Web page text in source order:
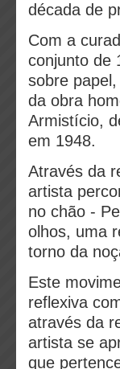
década de
Com a
conjunto de
sobre
da obra
Armistício,
em 1948.
Através da
artista
no chão -
olhos, uma
torno da
Este
reflexiva
através da
artista se
que